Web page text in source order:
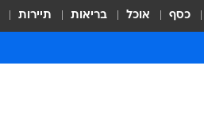
כסף אוכל בריאות תיירות